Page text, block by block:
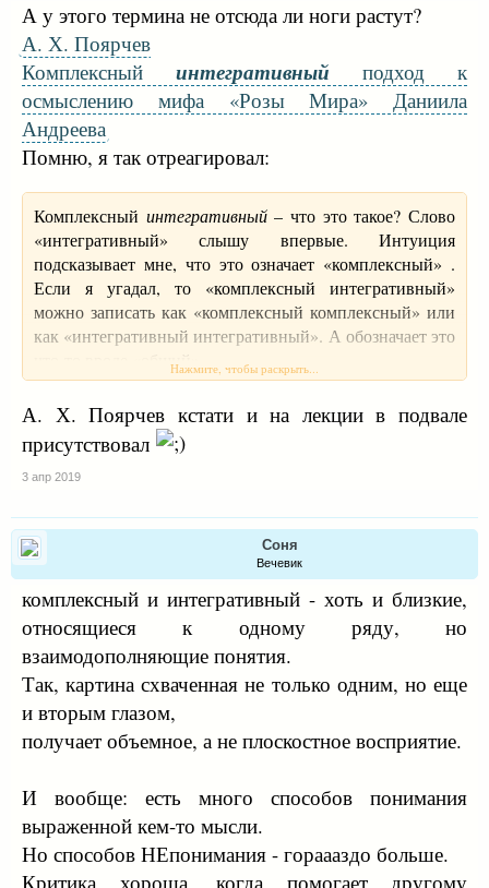
А у этого термина не отсюда ли ноги растут?
А. Х. Поярчев
Комплексный интегративный подход к
осмыслению мифа «Розы Мира» Даниила
Андреева
Помню, я так отреагировал:
Комплексный интегративный– что это такое? Слово
«интегративный» слышу впервые. Интуиция
подсказывает мне, что это означает «комплексный» .
Если я угадал, то «комплексный интегративный»
можно записать как «комплексный комплексный» или
как «интегративный интегративный». А обозначает это
что-то вроде «общий».
Скажите мне честно: вы получили бы меньше
информации, если бы статья называлась «Миф «Розы
Мира» Даниила Андреева»?
Нажмите, чтобы раскрыть...
А. Х. Поярчев кстати и на лекции в подвале
присутствовал
3 апр 2019
Соня
Вечевик
комплексный и интегративный - хоть и близкие,
относящиеся к одному ряду, но
взаимодополняющие понятия.
Так, картина схваченная не только одним, но еще
и вторым глазом,
получает объемное, а не плоскостное восприятие.
И вообще: есть много способов понимания
выраженной кем-то мысли.
Но способов НЕпонимания - гораааздо больше.
Критика хороша, когда помогает другому